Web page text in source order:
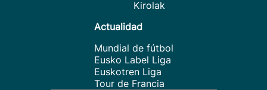
Kirolak
Actualidad
Mundial de fútbol
Eusko Label Liga
Euskotren Liga
Tour de Francia